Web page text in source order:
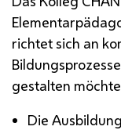
richtet sich an
gestalten
Die